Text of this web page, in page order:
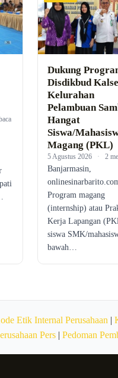
Dukung
Disdikbud
Kelurahan
Pelambuan
Hangat
Siswa/
Magang (PKL)
5 Agustus 2026 · 2
Banjarmasin,
Program magang
(internship) atau
Kerja Lapangan
siswa SMK/
bawah…
Etik Internal Perusahaan |
Pers| Pedoman